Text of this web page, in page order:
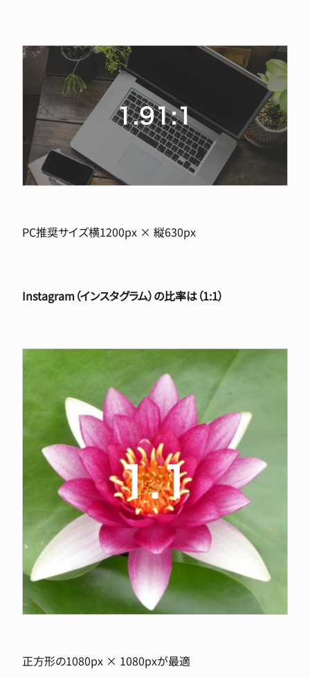
PC推奨サイズ横1200px × 縦630px
Instagram（インスタグラム）の比率は（1:1）
正方形の1080px × 1080pxが最適